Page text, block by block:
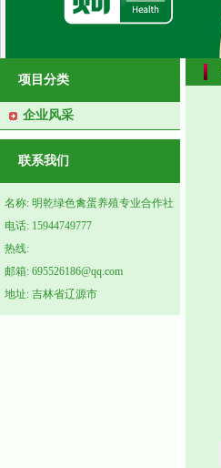
项目分类
企业风采
联系我们
名称: 明乾绿色禽蛋养殖专业合作社
电话: 15944749777
热线:
邮箱: 695526186@qq.com
地址: 吉林省辽源市